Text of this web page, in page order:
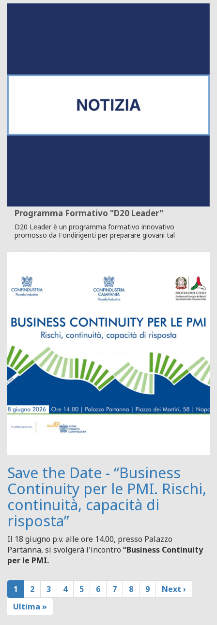
Programma Formativo "D20 Leader"
D20 Leader è un programma formativo innovativo
promosso da Fondirigenti per preparare giovani tal
Save the Date - “Business
Continuity per le PMI. Rischi,
continuità, capacità di
risposta”
Il 18 giugno p.v. alle ore 14.00, presso Palazzo
Partanna, si svolgerà l'incontro “Business Continuity
per le PMI.
Paginazione
Pagina
attuale
1 Page
2 Page
3 Page
4 Page
5 Page
6 Page
7 Page
8 Page
9
Pagina
successiva
Next ›
Ultima
pagina
Ultima »